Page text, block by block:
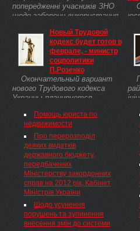
попередженні учасників ЗНО
щодо заборони використання
електронних пристроїв під час
тестування. Так, після
початку ...
Новый Трудовой
кодекс будет готов в
феврале, - министр
соцполитики
П.Розенко
Окончательный вариант
нового Трудового кодекса
Украины планируется
этом рассказал министр
социальной политики Павел
Розенко в эфире «Громадського
ТБ».
Помощь юриста по
недвижимости
Про перерозподіл
деяких видатків
державного бюджету,
передбачених
Міністерству закордонних
справ на 2012 рік, Кабінет
Міністрів України
Щодо усунення
порушень та зупинення
внесення змін до системи